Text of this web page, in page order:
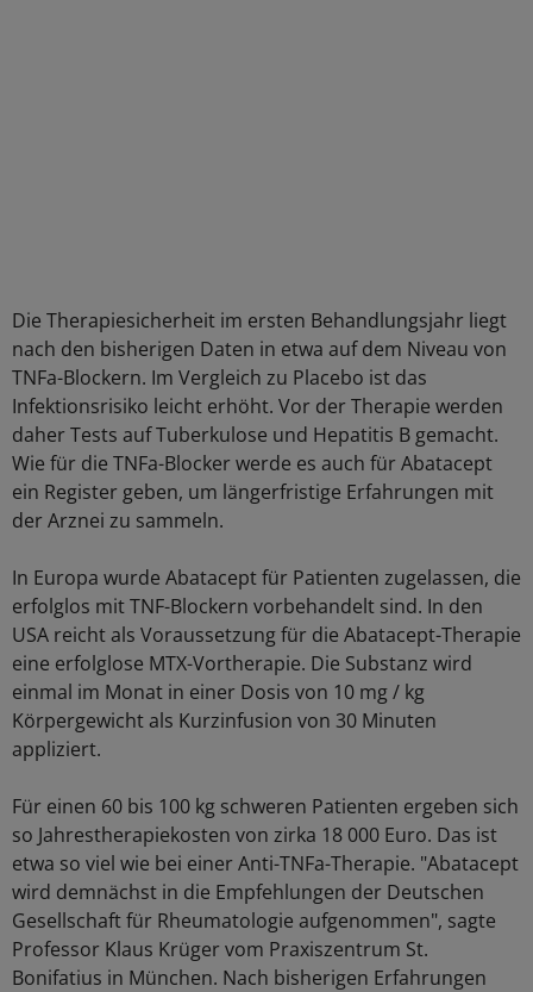
Die Therapiesicherheit im ersten Behandlungsjahr liegt
nach den bisherigen Daten in etwa auf dem Niveau von
TNFa-Blockern. Im Vergleich zu Placebo ist das
Infektionsrisiko leicht erhöht. Vor der Therapie werden
daher Tests auf Tuberkulose und Hepatitis B gemacht.
Wie für die TNFa-Blocker werde es auch für Abatacept
ein Register geben, um längerfristige Erfahrungen mit
der Arznei zu sammeln.
In Europa wurde Abatacept für Patienten zugelassen, die
erfolglos mit TNF-Blockern vorbehandelt sind. In den
USA reicht als Voraussetzung für die Abatacept-Therapie
eine erfolglose MTX-Vortherapie. Die Substanz wird
einmal im Monat in einer Dosis von 10 mg / kg
Körpergewicht als Kurzinfusion von 30 Minuten
appliziert.
Für einen 60 bis 100 kg schweren Patienten ergeben sich
so Jahrestherapiekosten von zirka 18 000 Euro. Das ist
etwa so viel wie bei einer Anti-TNFa-Therapie. "Abatacept
wird demnächst in die Empfehlungen der Deutschen
Gesellschaft für Rheumatologie aufgenommen", sagte
Professor Klaus Krüger vom Praxiszentrum St.
Bonifatius in München. Nach bisherigen Erfahrungen